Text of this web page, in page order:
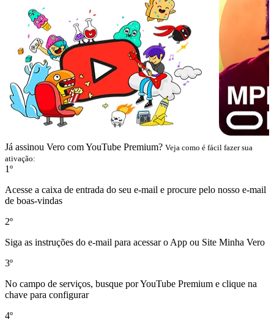
Já assinou Vero com YouTube Premium? Veja como é fácil fazer sua
ativação:
1º
Acesse a caixa de entrada do seu e-mail e procure pelo nosso e-mail
de boas-vindas
2º
Siga as instruções do e-mail para acessar o App ou Site Minha Vero
3º
No campo de serviços, busque por YouTube Premium e clique na
chave para configurar
4º